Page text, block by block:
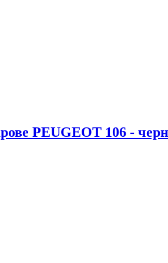
PEUGEOT 106 -